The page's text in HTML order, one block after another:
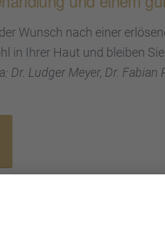
Wunsch nach einer
in Ihrer Haut und bleiben
Ludger Meyer, Dr.